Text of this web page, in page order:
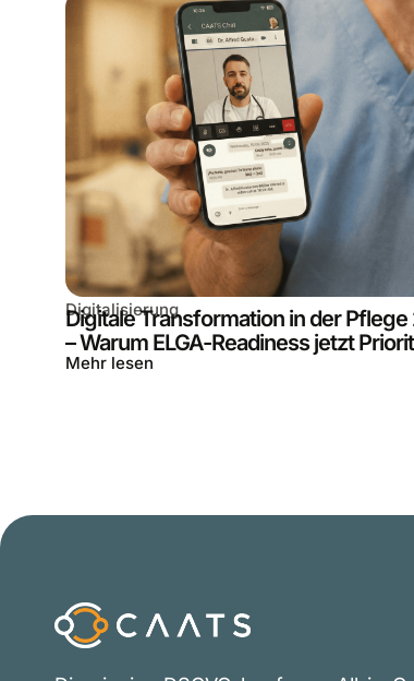
Digitalisierung
Digitale Transformation in der
– Warum ELGA-Readiness jetzt
Mehr lesen